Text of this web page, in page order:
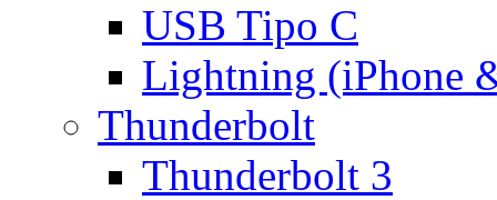
USB Tipo C
Lightning (iPhone
Thunderbolt
Thunderbolt 3